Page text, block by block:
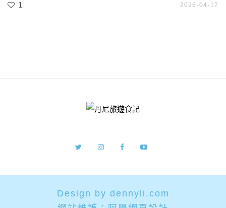
1 2026-04-17
Design by dennyli.com